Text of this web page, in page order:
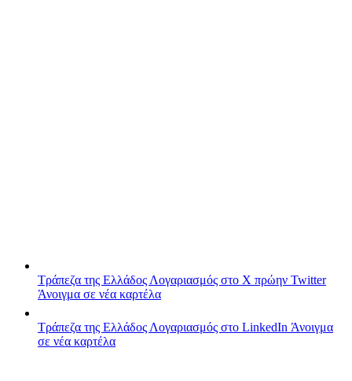
Τράπεζα της Ελλάδος Λογαριασμός στο X πρώην Twitter
Άνοιγμα σε νέα καρτέλα
Τράπεζα της Ελλάδος Λογαριασμός στο LinkedIn Άνοιγμα
σε νέα καρτέλα